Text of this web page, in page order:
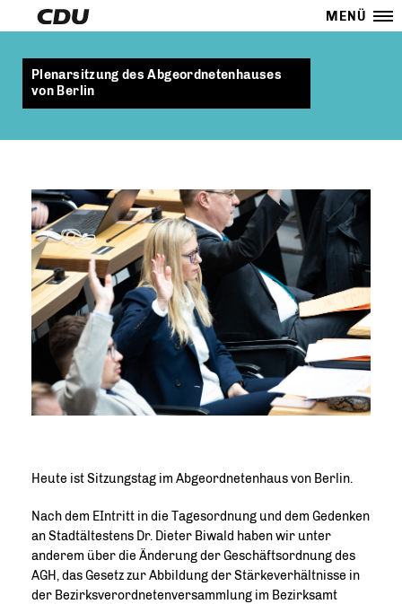
MENÜ
Plenarsitzung des Abgeordnetenhauses
von Berlin
Heute ist Sitzungstag im Abgeordnetenhaus von Berlin.
Nach dem EIntritt in die Tagesordnung und dem Gedenken
an Stadtältestens Dr. Dieter Biwald haben wir unter
anderem über die Änderung der Geschäftsordnung des
AGH, das Gesetz zur Abbildung der Stärkeverhältnisse in
der Bezirksverordnetenversammlung im Bezirksamt